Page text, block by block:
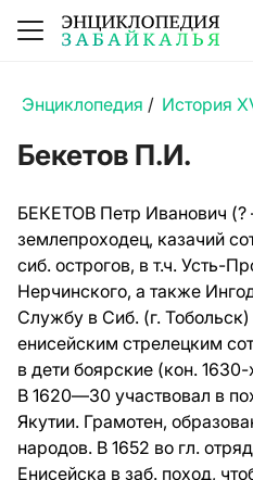
Энциклопедия / История
Бекетов П.И.
БЕКЕТОВ Петр Иванович (?
землепроходец, казачий
сиб. острогов, в т.ч. Усть-
Нерчинского, а также
Службу в Сиб. (г.
енисейским стрелецким
в дети боярские (кон.
В 1620—30 участвовал в
Якутии. Грамотен,
народов. В 1652 во гл.
Енисейска в заб. поход,